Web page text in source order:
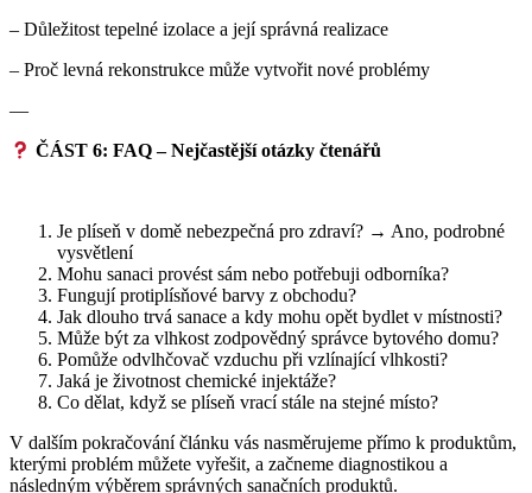
– Důležitost tepelné izolace a její správná realizace
– Proč levná rekonstrukce může vytvořit nové problémy
—
ČÁST 6: FAQ – Nejčastější otázky čtenářů
Je plíseň v domě nebezpečná pro zdraví? → Ano, podrobné
vysvětlení
Mohu sanaci provést sám nebo potřebuji odborníka?
Fungují protiplísňové barvy z obchodu?
Jak dlouho trvá sanace a kdy mohu opět bydlet v místnosti?
Může být za vlhkost zodpovědný správce bytového domu?
Pomůže odvlhčovač vzduchu při vzlínající vlhkosti?
Jaká je životnost chemické injektáže?
Co dělat, když se plíseň vrací stále na stejné místo?
V dalším pokračování článku vás nasměrujeme přímo k produktům,
kterými problém můžete vyřešit, a začneme diagnostikou a
následným výběrem správných sanačních produktů.